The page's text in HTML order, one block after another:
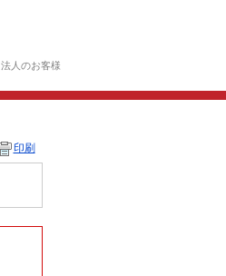
法人のお客様
印刷